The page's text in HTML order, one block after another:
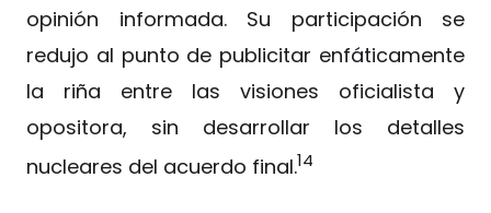
opinión informada. Su participación se
redujo al punto de publicitar enfáticamente
la riña entre las visiones oficialista y
opositora, sin desarrollar los detalles
nucleares del acuerdo final.14